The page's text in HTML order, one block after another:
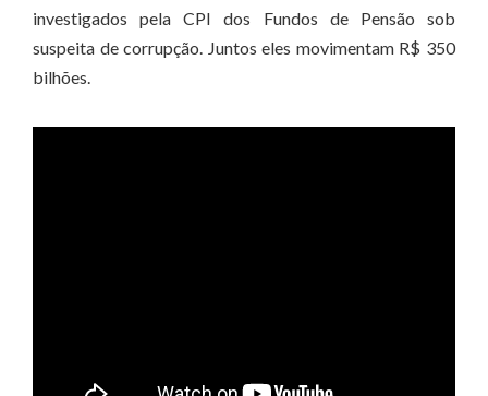
investigados pela CPI dos Fundos de Pensão sob
suspeita de corrupção. Juntos eles movimentam R$ 350
bilhões.